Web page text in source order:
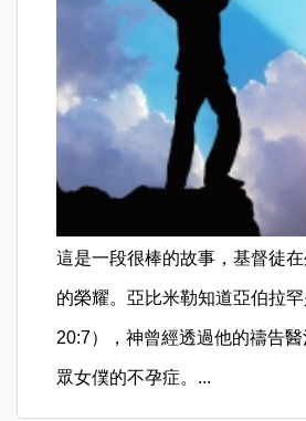
這是一段很棒的故事，基督徒
的榮耀。亞比米勒知道亞伯拉
20:7），神曾經透過他的禱告
眾女僕的不孕症。...